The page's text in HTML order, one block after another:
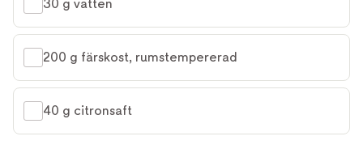
30 g vatten
200 g färskost, rumstempererad
40 g citronsaft